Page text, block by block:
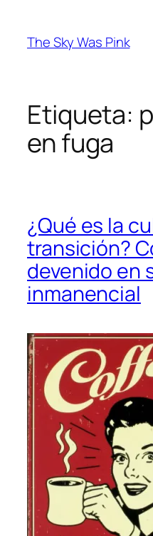
contenido
The Sky Was Pink
Etiqueta:
en fuga
¿Qué es la
transición?
devenido en
inmanencial